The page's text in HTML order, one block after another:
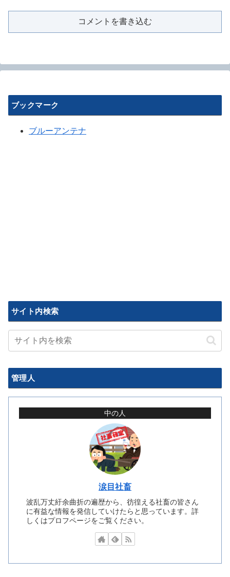
コメントを書き込む
ブックマーク
ブルーアンテナ
サイト内検索
管理人
中の人
涙目社畜
波乱万丈紆余曲折の遍歴から、彷徨える社畜の皆さん
に有益な情報を発信していけたらと思っています。詳
しくはプロフページをご覧ください。